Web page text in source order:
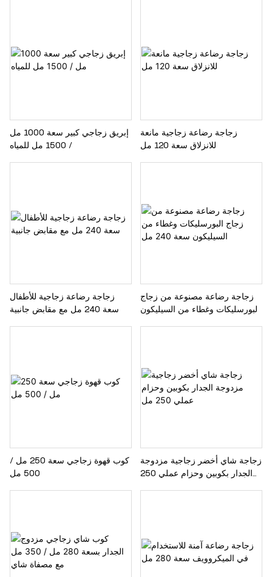
إبريق زجاجي كبير سعة 1000 مل
/ 1500 مل للمياه
زجاجة رضاعة زجاجية مانعة
للانزلاق سعة 120 مل
زجاجة رضاعة زجاجية للأطفال
سعة 240 مل مع مقابض جانبية
زجاجة رضاعة مصنوعة من زجاج
البورسليكات وغطاء من السيليكون
كوب قهوة زجاجي سعة 250 مل /
500 مل
زجاجة شاي أخضر زجاجية مزدوجة
الجدار بكوبين وحزام عملي 250